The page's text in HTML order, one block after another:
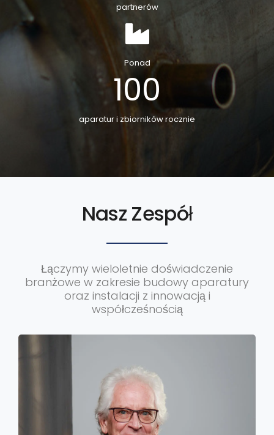
partnerów
Ponad
100
aparatur i zbiorników rocznie
Nasz Zespół
Łączymy wieloletnie doświadczenie
branżowe w zakresie budowy aparatury
oraz instalacji z innowacją i
współcześnością